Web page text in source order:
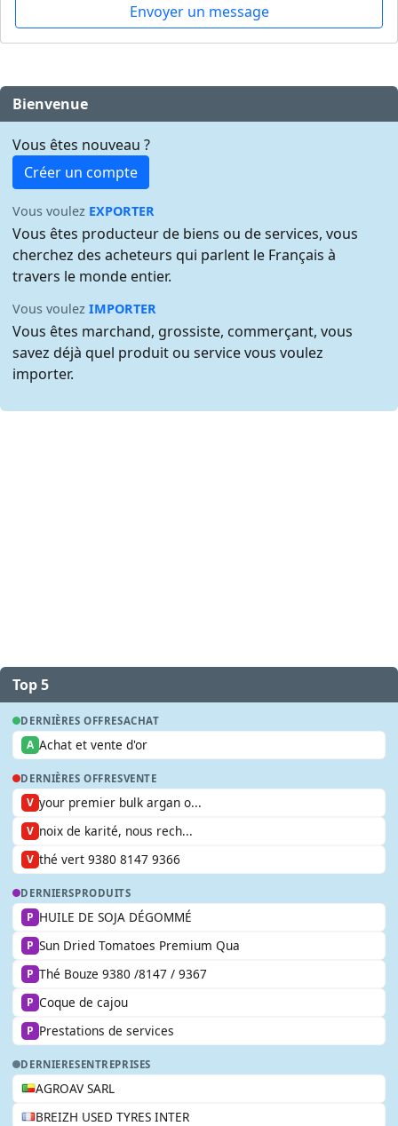
Envoyer un message
Bienvenue
Vous êtes nouveau ?
Créer un compte
Vous voulez EXPORTER
Vous êtes producteur de biens ou de services, vous
cherchez des acheteurs qui parlent le Français à
travers le monde entier.
Vous voulezIMPORTER
Vous êtes marchand, grossiste, commerçant, vous
savez déjà quel produit ou service vous voulez
importer.
Top 5
DERNIÈRES OFFRESACHAT
A Achat et vente d'or
DERNIÈRES OFFRESVENTE
V your premier bulk argan o...
V noix de karité, nous rech...
V thé vert 9380 8147 9366
DERNIERSPRODUITS
P HUILE DE SOJA DÉGOMMÉ
P Sun Dried Tomatoes Premium Qua
P Thé Bouze 9380 /8147 / 9367
P Coque de cajou
P Prestations de services
DERNIERESENTREPRISES
AGROAV SARL
BREIZH USED TYRES INTER